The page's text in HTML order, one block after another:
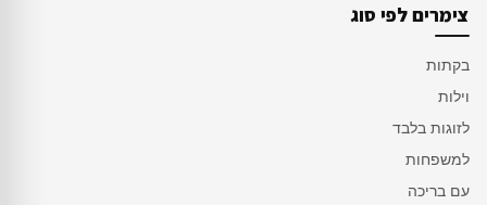
צימרים לפי סוג
בקתות
וילות
לזוגות בלבד
למשפחות
עם בריכה